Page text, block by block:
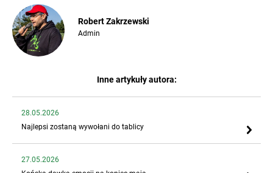
Robert Zakrzewski
Admin
Inne artykuły autora:
28.05.2026
Najlepsi zostaną wywołani do tablicy
27.05.2026